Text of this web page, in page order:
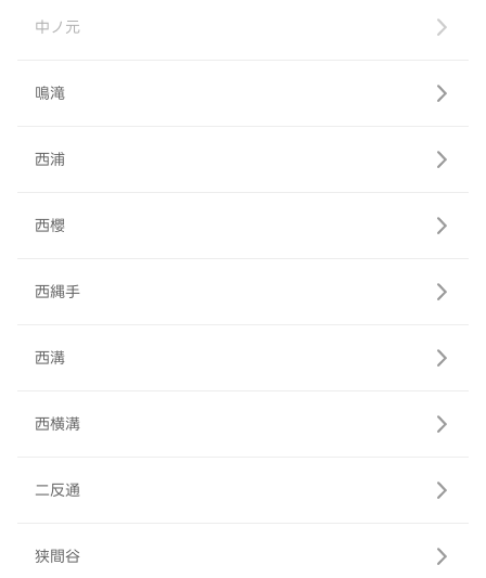
中ノ元
鳴滝
西浦
西櫻
西縄手
西溝
西横溝
二反通
狭間谷